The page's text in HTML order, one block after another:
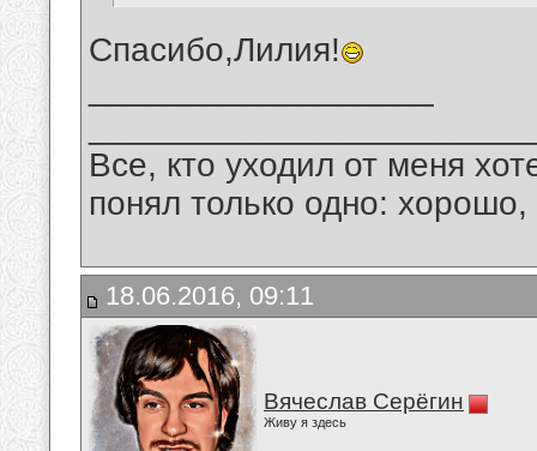
Спасибо,Лилия!
Все, кто уходил от меня
понял только одно:
18.06.2016, 09:11
Вячеслав Серёгин
Живу я здесь